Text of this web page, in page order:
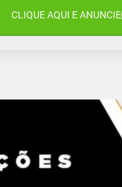
CLIQUE AQUI E ANUNCIE